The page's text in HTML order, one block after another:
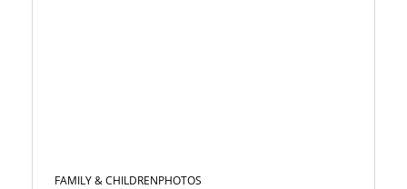
FAMILY & CHILDRENPHOTOS